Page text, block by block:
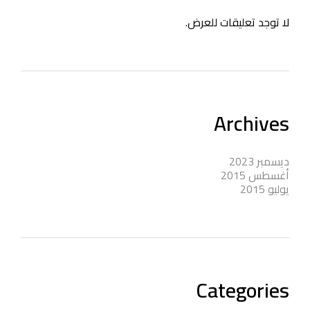
لا توجد تعليقات للعرض.
Archives
ديسمبر 2023
أغسطس 2015
يوليو 2015
Categories